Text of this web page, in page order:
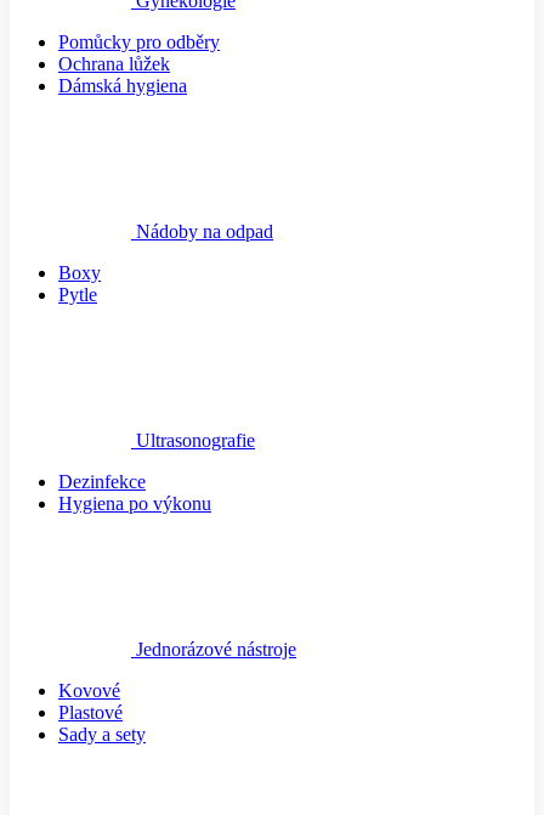
Pomůcky pro odběry
Ochrana lůžek
Dámská hygiena
Nádoby na odpad
Boxy
Pytle
Ultrasonografie
Dezinfekce
Hygiena po výkonu
Jednorázové nástroje
Kovové
Plastové
Sady a sety